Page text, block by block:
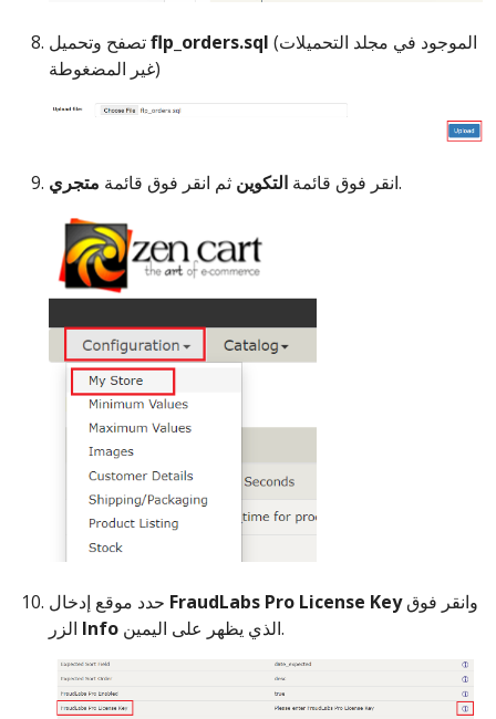
flp_orders.sql (الموجود في مجلد التحميلات
غير المضغوطة)
انقر فوق قائمة التكوين ثم انقر فوق قائمة متجري .
FraudLabs Pro License Keyوانقر فوق
Info الذي يظهر على اليمين.